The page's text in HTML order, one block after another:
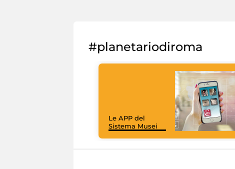
#planetariodiroma
Le APP del
Sistema Musei